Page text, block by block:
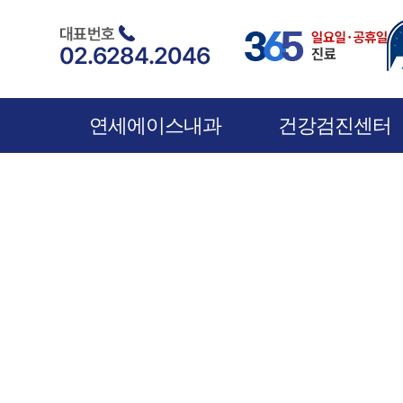
연세에이스내과 건강검진센터